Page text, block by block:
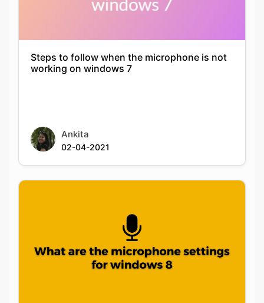
Steps to follow when the microphone is not
working on windows 7
Ankita
02-04-2021